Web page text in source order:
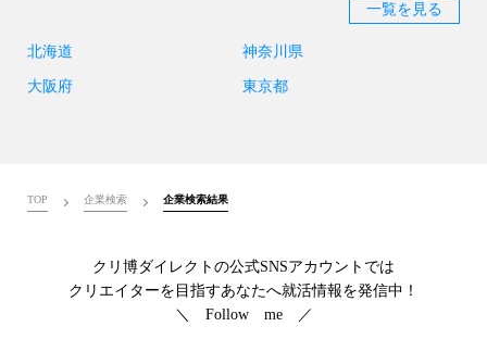
一覧を見る
北海道 神奈川県
大阪府 東京都
TOP 企業検索 企業検索結果
クリ博ダイレクトの公式SNSアカウントでは
クリエイターを目指すあなたへ就活情報を発信中！
＼ Follow me ／